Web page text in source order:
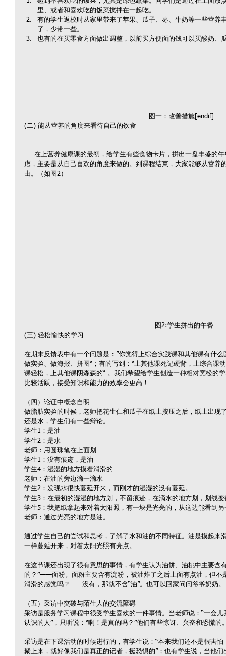
里、或者和喜欢吃的饭菜搅拌在一起吃。
有的学生返校时从家里带来了苹果、瓜子、枣、牛奶等一些营养
了，少带一些。
也有的在买零食方面做出调整，以前买方便面的钱可以买酸奶、
图一：改善措施[endif]--
(二) 能从营养的角度来看待自己的饮食
虑，主要是从自己喜欢的角度来做的。到课程结束，大家能够从营养
由。（如图2）
图2:学生拼出的午餐
(三) 轻松愉快的学习
在期末反馈表中有一个问题是：”你觉得上综合实践课和其他课有什
做实验、做海报、拼图“；有的写到：“上其他课死记硬背，上综合课
课轻松，上其他课阴森森的“ 。我们希望给学生创造一种相对宽松的
比较活跃，接受知识和能力的效率会更高！
（四）论证中概念自明
做脂肪实验的时候，老师把花生仁和瓜子在纸上按压之后，纸上出现
还是水，学生们有一些辩论。
学生1：是油
学生2：是水
老师：用圆珠笔在上面划
学生1：没有痕迹，是油
学生4：湿湿的地方摸着滑滑的
老师：在油的旁边滴一滴水
学生2：发现水很快蔓延开来，而刚才的湿湿的没有蔓延。
学生3：在最初的湿湿的地方划，不留痕迹，在滴水的地方划，划线变
学生5：我把纸拿起来对着太阳照，有一块是光亮的，从这边能看到
老师：通过光亮的地方是油。
通过学生自己的尝试和思考，了解了水和油的不同特征。油是摸起来
一样蔓延开来，对着太阳光照有亮点。
在这节课还出现了很有意思的事情，有学生认为油饼、油桃中主要含
的？”——面粉。面粉主要含有淀粉，被油炸了之后上面有点油，但不
滑滑的感觉吗？——没有，那就不含“油”。也可以回家问问爷爷奶奶。
（五）采访中突破与陌生人的交流障碍
采访是服务学习课程中很受学生喜欢的一件事情。当老师说：“一会
认识的人”，只听说：“啊！是真的吗？”他们有些惊讶、兴奋和恐慌的
采访是在下课活动的时候进行的，有学生说：“本来我们还不是很害
聚上来，就好像我们是真正的记者，挺恐惧的”；也有学生说，当他